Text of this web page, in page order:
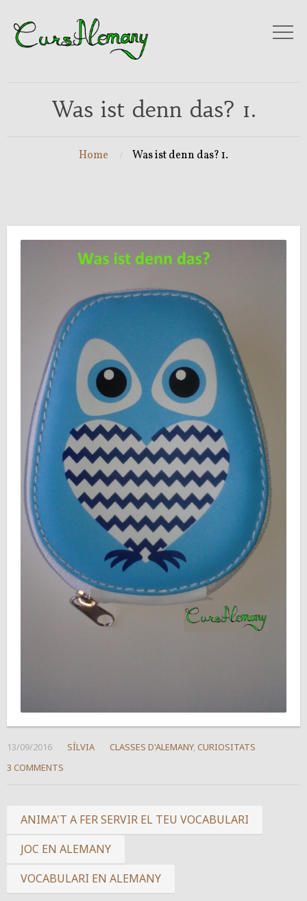
Was ist denn das? 1.
Home Was ist denn das? 1.
13/09/2016 SÍLVIA CLASSES D'ALEMANY, CURIOSITATS
3 COMMENTS
ANIMA'T A FER SERVIR EL TEU VOCABULARI
JOC EN ALEMANY
VOCABULARI EN ALEMANY